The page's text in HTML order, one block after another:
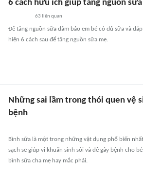
6 cách hữu ích giúp tăng nguồn
63 liên quan
Để tăng nguồn sữa đảm bảo em bé có đủ sữa và
hiện 6 cách sau để tăng nguồn sữa mẹ.
Những sai lầm trong thói quen vệ
bệnh
Bình sữa là một trong những vật dụng phổ biến
sạch sẽ giúp vi khuẩn sinh sôi và dễ gây bệnh cho
bình sữa cha mẹ hay mắc phải.